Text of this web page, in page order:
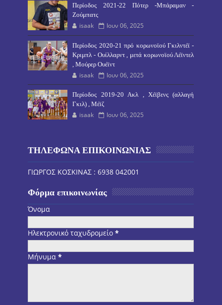
Περίοδος 2021-22 Πότερ -Μπάραμαν -
Ζούμπατς
isaak Ιουν 06, 2025
Περίοδος 2020-21 πρό κορωνοϊού Γκιλντέϊ -
Κριμπλ - Ουίλλαρντ , μετά κορωνοϊού Λέϊντελ
, Μούρερ Ουέϊντ
isaak Ιουν 06, 2025
Περίοδος 2019-20 Ακλ , Χέϊβενς (αλλαγή
Γκιλ) , Μέϊζ
isaak Ιουν 06, 2025
ΤΗΛΕΦΩΝΑ ΕΠΙΚΟΙΝΩΝΙΑΣ
ΓΙΩΡΓΟΣ ΚΟΣΚΙΝΑΣ : 6938 042001
Φόρμα επικοινωνίας
Όνομα
Ηλεκτρονικό ταχυδρομείο*
Μήνυμα*